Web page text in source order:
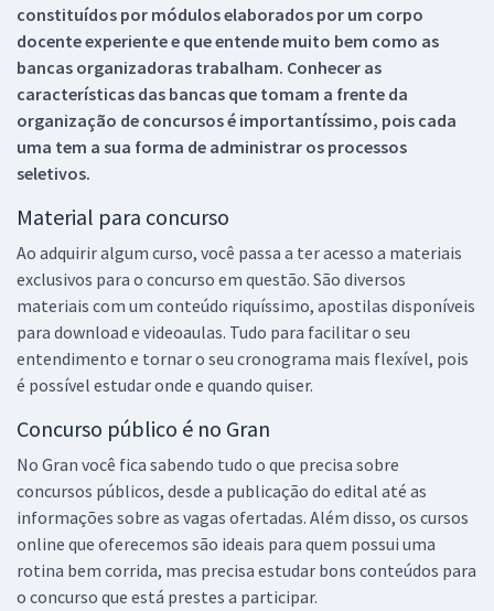
constituídos por módulos elaborados por um corpo
docente experiente e que entende muito bem como as
bancas organizadoras trabalham. Conhecer as
características das bancas que tomam a frente da
organização de concursos é importantíssimo, pois cada
uma tem a sua forma de administrar os processos
seletivos.
Material para concurso
Ao adquirir algum curso, você passa a ter acesso a materiais
exclusivos para o concurso em questão. São diversos
materiais com um conteúdo riquíssimo, apostilas disponíveis
para download e videoaulas. Tudo para facilitar o seu
entendimento e tornar o seu cronograma mais flexível, pois
é possível estudar onde e quando quiser.
Concurso público é no Gran
No Gran você fica sabendo tudo o que precisa sobre
concursos públicos, desde a publicação do edital até as
informações sobre as vagas ofertadas. Além disso, os cursos
online que oferecemos são ideais para quem possui uma
rotina bem corrida, mas precisa estudar bons conteúdos para
o concurso que está prestes a participar.